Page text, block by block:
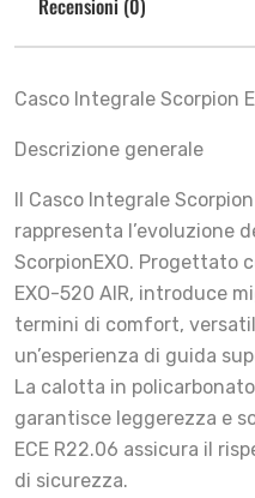
Recensioni (0)
Casco Integrale Scorpion
Descrizione generale
Il Casco Integrale
rappresenta l’evoluzione
ScorpionEXO. Progettato
EXO-520 AIR, introduce
termini di comfort,
un’esperienza di guida
La calotta in
garantisce leggerezza e
ECE R22.06 assicura il
di sicurezza.